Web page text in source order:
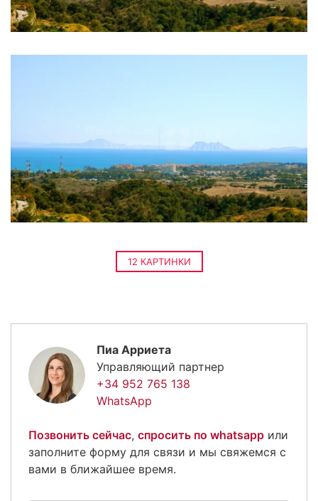
12 КАРТИНКИ
Пиа Арриета
Управляющий партнер
+34 952 765 138
WhatsApp
Позвонить сейчас, спросить по whatsapp или
заполните форму для связи и мы свяжемся с
вами в ближайшее время.